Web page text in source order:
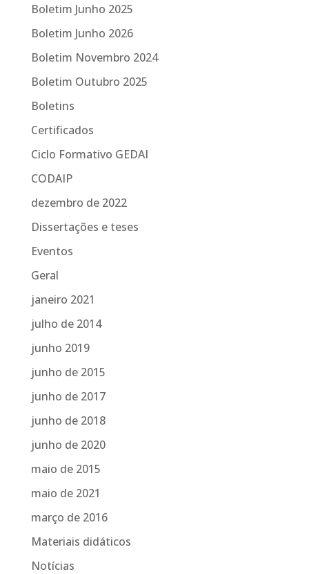
Boletim Junho 2025
Boletim Junho 2026
Boletim Novembro 2024
Boletim Outubro 2025
Boletins
Certificados
Ciclo Formativo GEDAI
CODAIP
dezembro de 2022
Dissertações e teses
Eventos
Geral
janeiro 2021
julho de 2014
junho 2019
junho de 2015
junho de 2017
junho de 2018
junho de 2020
maio de 2015
maio de 2021
março de 2016
Materiais didáticos
Notícias